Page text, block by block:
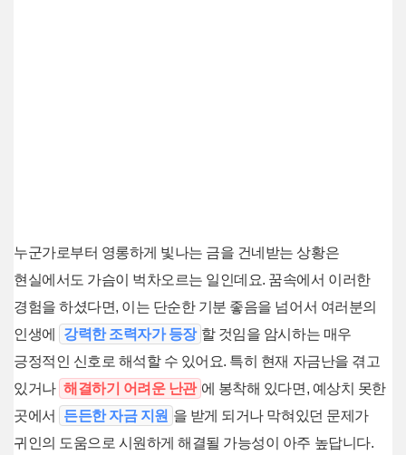
누군가로부터 영롱하게 빛나는 금을 건네받는 상황은
현실에서도 가슴이 벅차오르는 일인데요. 꿈속에서 이러한
경험을 하셨다면, 이는 단순한 기분 좋음을 넘어서 여러분의
인생에
강력한 조력자가 등장 할 것임을 암시하는 매우
긍정적인 신호로 해석할 수 있어요. 특히 현재 자금난을 겪고
있거나 해결하기 어려운 난관 에 봉착해 있다면, 예상치 못한
곳에서
든든한 자금 지원 을 받게 되거나 막혀있던 문제가
귀인의 도움으로 시원하게 해결될 가능성이 아주 높답니다.